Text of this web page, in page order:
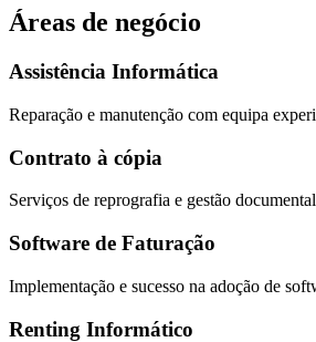
Áreas de negócio
Assistência Informática
Reparação e manutenção com equipa
Contrato à cópia
Serviços de reprografia e gestão
Software de Faturação
Implementação e sucesso na adoção de
Renting Informático